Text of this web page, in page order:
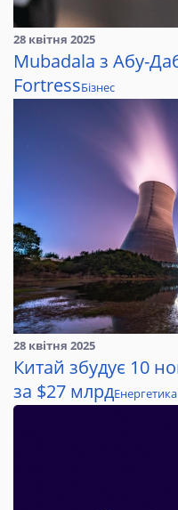
28 квітня 2025
Mubadala з Абу-
FortressБізнес
28 квітня 2025
Китай збудує 10
за $27 млрдЕнергетика